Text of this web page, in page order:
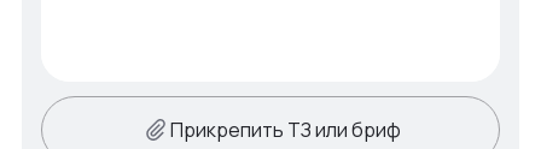
Прикрепить ТЗ или бриф